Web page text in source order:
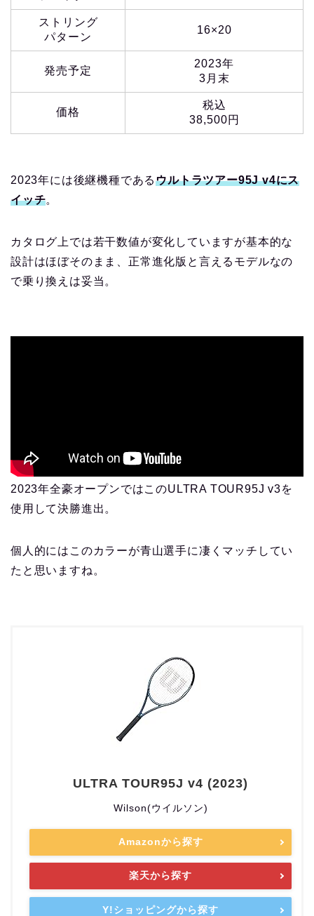
ストリング
パターン
16×20
発売予定
2023年
3月末
価格
税込
38,500円
2023年には後継機種であるウルトラツアー95J v4にス
イッチ。
カタログ上では若干数値が変化していますが基本的な
設計はほぼそのまま、正常進化版と言えるモデルなの
で乗り換えは妥当。
2023年全豪オープンではこのULTRA TOUR95J v3を
使用して決勝進出。
個人的にはこのカラーが青山選手に凄くマッチしてい
たと思いますね。
ULTRA TOUR95J v4 (2023)
Wilson(ウイルソン)
Amazonから探す
楽天から探す
Y!ショッピングから探す